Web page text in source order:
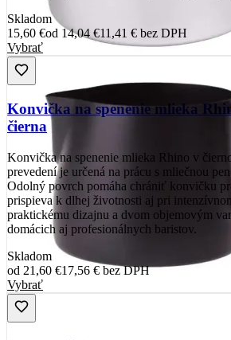
Skladom
15,60 €od 14,04 €11,41 € bez DPH
Vybrať
Konvička na spenenie mlieka
čierna
Konvička na spenenie mlieka Rhino v
prevedení je určená na prácu s mliečnou
Odolný povrch pomáha chrániť konvičku
prispieva k dlhej životnosti aj pri
praktickému dizajnu a dvom objemovým
domácich aj profesionálnych baristov.
Skladom
od 21,60 €17,56 € bez DPH
Vybrať